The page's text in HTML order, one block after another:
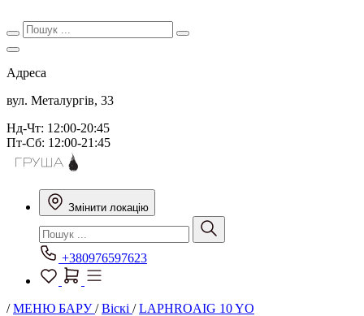
Адреса
вул. Металургів, 33
Нд-Чт: 12:00-20:45
Пт-Сб: 12:00-21:45
Змінити локацію
+380976597623
/МЕНЮ БАРУ/Віскі /LAPHROAIG 10 YO